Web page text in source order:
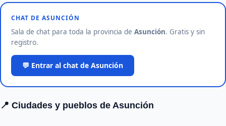
CHAT DE ASUNCIÓN
Sala de chat para toda la provincia de Asunción. Gratis y sin
registro.
💬 Entrar al chat de Asunción
📍 Ciudades y pueblos de Asunción